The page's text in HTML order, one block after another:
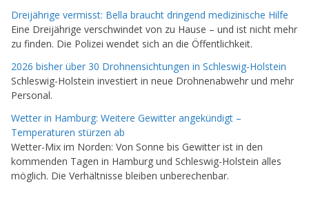
Dreijährige vermisst: Bella braucht dringend medizinische Hilfe
Eine Dreijährige verschwindet von zu Hause – und ist nicht mehr
zu finden. Die Polizei wendet sich an die Öffentlichkeit.
2026 bisher über 30 Drohnensichtungen in Schleswig-Holstein
Schleswig-Holstein investiert in neue Drohnenabwehr und mehr
Personal.
Wetter in Hamburg: Weitere Gewitter angekündigt –
Temperaturen stürzen ab
Wetter-Mix im Norden: Von Sonne bis Gewitter ist in den
kommenden Tagen in Hamburg und Schleswig-Holstein alles
möglich. Die Verhältnisse bleiben unberechenbar.